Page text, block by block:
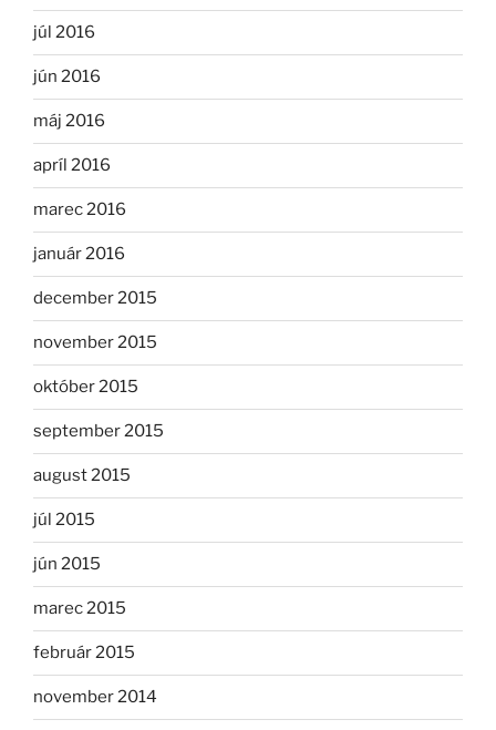
júl 2016
jún 2016
máj 2016
apríl 2016
marec 2016
január 2016
december 2015
november 2015
október 2015
september 2015
august 2015
júl 2015
jún 2015
marec 2015
február 2015
november 2014